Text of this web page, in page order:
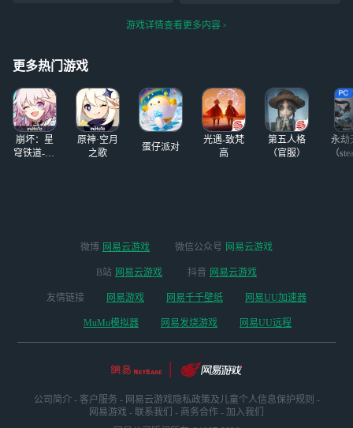
时间准时刷新。
一起往生极乐(bus
h
员云玩，把我下载的燕云卸
起-12月22日 抽奖
公布时间：12月23
日12
游戏详情查看更多内容
更多热门游戏
崩坏：星
穹铁道-4.4
原神·空月
之歌
蛋仔派对
光遇-致梵
高
第五人格
（官服）
永劫
（
微博 网易云游戏 微信公众号 网易云游戏
B站 网易云游戏 抖音 网易云游戏
友情链接 网易游戏 网易千千壁纸 网易UU加速器
MuMu模拟器 网易发烧游戏 网易UU远程
公司简介 - 客户服务 - 网易云游戏隐私政策及儿童个人信息保护规则 -
网易游戏 - 联系我们 - 商务合作 - 加入我们